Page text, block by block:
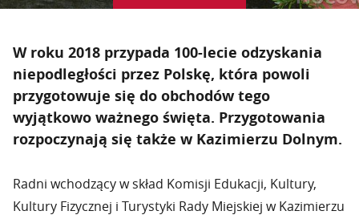
W roku 2018 przypada 100-lecie odzyskania
niepodległości przez Polskę, która powoli
przygotowuje się do obchodów tego
wyjątkowo ważnego święta. Przygotowania
rozpoczynają się także w Kazimierzu Dolnym.
Radni wchodzący w skład Komisji Edukacji, Kultury,
Kultury Fizycznej i Turystyki Rady Miejskiej w Kazimierzu